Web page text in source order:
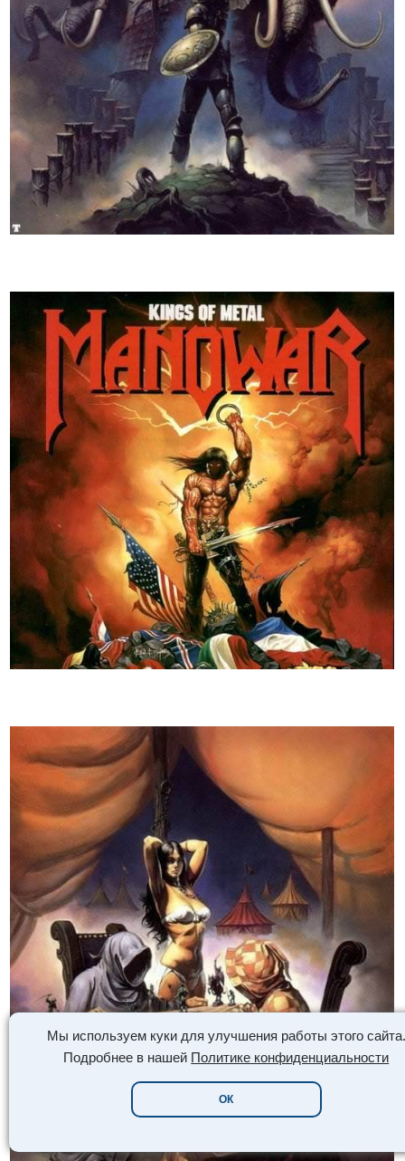
Мы используем куки для улучшения работы этого сайта.
Подробнее в нашей Политике конфиденциальности
ОК